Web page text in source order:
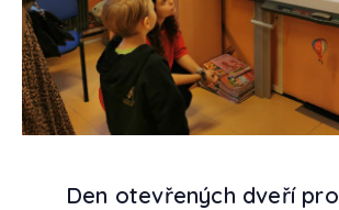
Den otevřených dveří pro